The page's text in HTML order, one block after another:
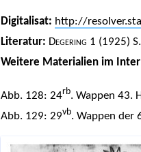
Digitalisat: http://
Literatur: Degering 1 (1925)
Weitere Materialien im
Abb. 128: 24rb. Wappen 43.
Abb. 129: 29vb. Wappen der